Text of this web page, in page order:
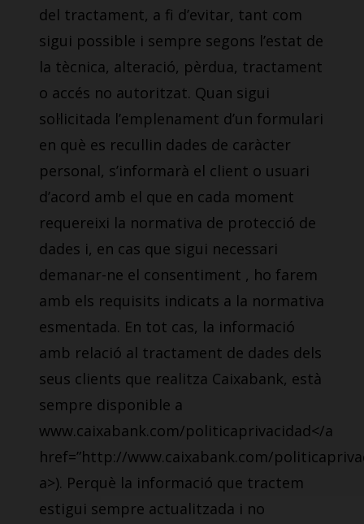
del tractament, a fi d’evitar, tant com
sigui possible i sempre segons l’estat de
la tècnica, alteració, pèrdua, tractament
o accés no autoritzat. Quan sigui
sol·licitada l’emplenament d’un formulari
en què es recullin dades de caràcter
personal, s’informarà el client o usuari
d’acord amb el que en cada moment
requereixi la normativa de protecció de
dades i, en cas que sigui necessari
demanar-ne el consentiment , ho farem
amb els requisits indicats a la normativa
esmentada. En tot cas, la informació
amb relació al tractament de dades dels
seus clients que realitza Caixabank, està
sempre disponible a
www.caixabank.com/politicaprivacidad</a
href=”http://www.caixabank.com/
a>). Perquè la informació que tractem
estigui sempre actualitzada i no